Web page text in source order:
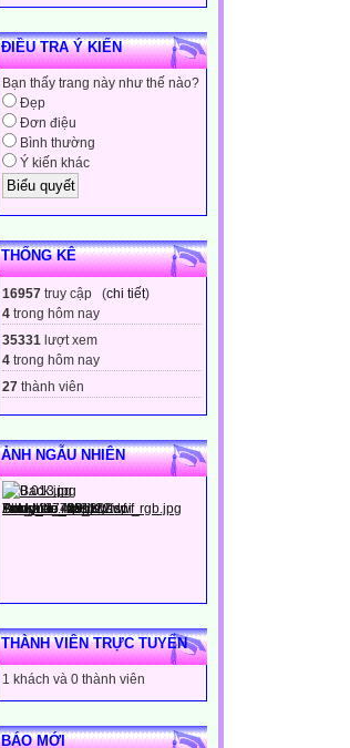
ĐIỀU TRA Ý KIẾN
Bạn thấy trang này như thế nào?
Đẹp
Đơn điệu
Bình thường
Ý kiến khác
THỐNG KÊ
16957 truy cập (chi tiết)
4 trong hôm nay
35331 lượt xem
4 trong hôm nay
27 thành viên
ẢNH NGẪU NHIÊN
THÀNH VIÊN TRỰC TUYẾN
1 khách và 0 thành viên
BÁO MỚI